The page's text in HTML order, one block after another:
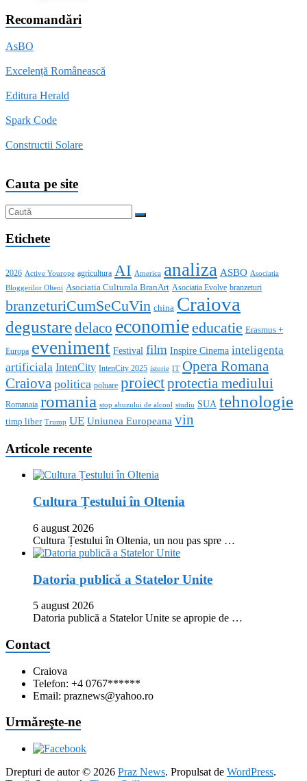
Recomandări
AsBO
Excelență Românească
Editura Herald
Spark Code
Constructii Solare
Cauta pe site
Etichete
2026 Active Yourope agricultura AI America analiza ASBO Asociatia
Bloggerilor Olteni Asociatia Culturala BranArt Asociatia Evolve branzeturi
branzeturiCumSeCuVin china Craiova
degustaredelaco economieeducatie Erasmus +
Europa eveniment Festival film Inspire Cinema inteligenta
artificiala IntenCity IntenCity 2025 istorie IT Opera Romana
Craiova politica poluare proiectprotectia mediului
Romanaia romania stop abuzului de alcool studiu SUA tehnologie
timp liber Trump UE Uniunea Europeana vin
Articole recente
Cultura Țestului în Oltenia
6 august 2026
Cultura Țestului în Oltenia, un nou pas spre …
Datoria publică a Statelor Unite
5 august 2026
Datoria publică a Statelor Unite se apropie de …
Contact
Craiova
Telefon: +4 0767******
Email: praznews@yahoo.ro
Urmăreşte-ne
Drepturi de autor © 2026 Praz News. Propulsat de WordPress.